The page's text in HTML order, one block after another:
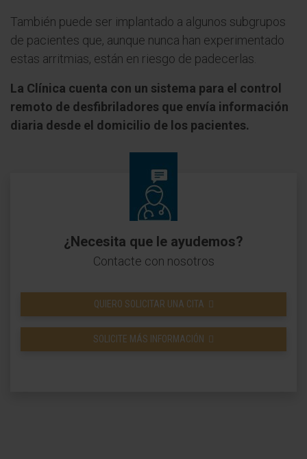
También puede ser implantado a algunos subgrupos
de pacientes que, aunque nunca han experimentado
estas arritmias, están en riesgo de padecerlas.
La Clínica cuenta con un sistema para el control
remoto de desfibriladores que envía información
diaria desde el domicilio de los pacientes.
¿Necesita que le ayudemos?
Contacte con nosotros
QUIERO SOLICITAR UNA CITA
SOLICITE MÁS INFORMACIÓN